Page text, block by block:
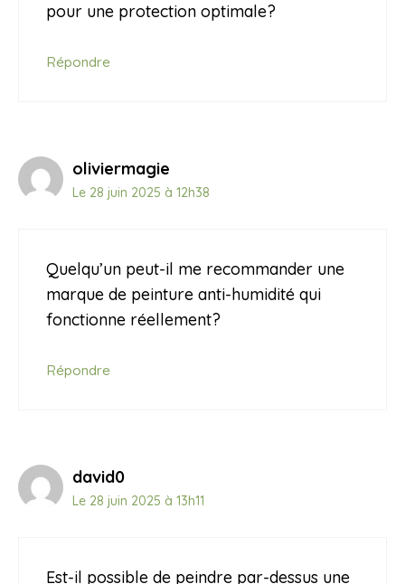
pour une protection optimale?
Répondre
oliviermagie
Le 28 juin 2025 à 12h38
Quelqu’un peut-il me recommander une
marque de peinture anti-humidité qui
fonctionne réellement?
Répondre
david0
Le 28 juin 2025 à 13h11
Est-il possible de peindre par-dessus une